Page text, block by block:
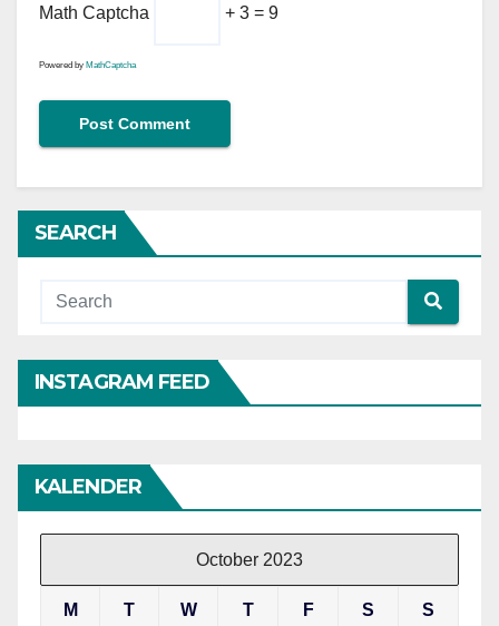
Math Captcha + 3 = 9
Powered by MathCaptcha
SEARCH
INSTAGRAM FEED
KALENDER
October 2023
M T W T F S S